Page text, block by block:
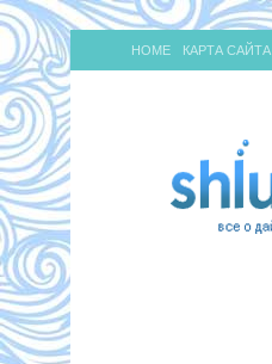
HOME КАРТА САЙТА